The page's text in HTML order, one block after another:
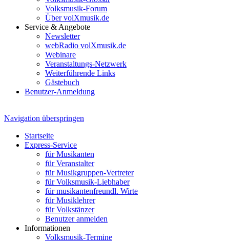
Volksmusik-Forum
Über volXmusik.de
Service & Angebote
Newsletter
webRadio volXmusik.de
Webinare
Veranstaltungs-Netzwerk
Weiterführende Links
Gästebuch
Benutzer-Anmeldung
Navigation überspringen
Startseite
Express-Service
für Musikanten
für Veranstalter
für Musikgruppen-Vertreter
für Volksmusik-Liebhaber
für musikantenfreundl. Wirte
für Musiklehrer
für Volkstänzer
Benutzer anmelden
Informationen
Volksmusik-Termine